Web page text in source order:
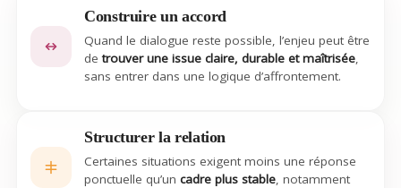
Construire un accord
Quand le dialogue reste possible, l’enjeu peut être
detrouver une issue claire, durable et maîtrisée,
sans entrer dans une logique d’affrontement.
Structurer la relation
Certaines situations exigent moins une réponse
ponctuelle qu’un cadre plus stable, notamment